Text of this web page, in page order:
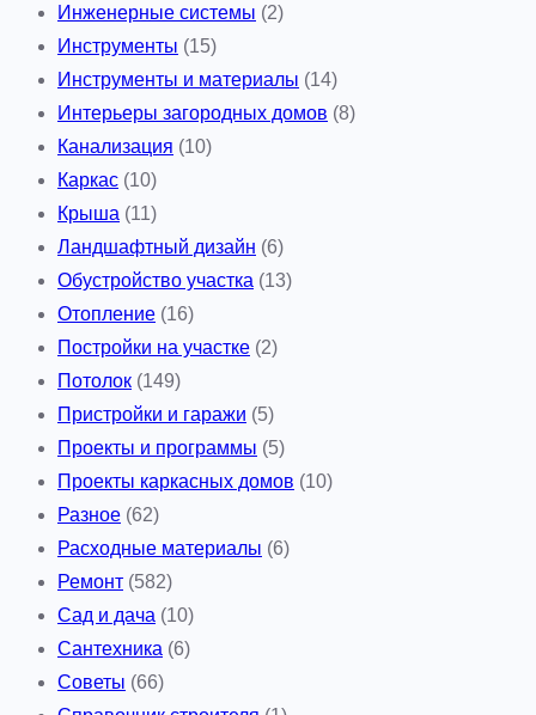
Инженерные системы (2)
Инструменты (15)
Инструменты и материалы (14)
Интерьеры загородных домов (8)
Канализация (10)
Каркас (10)
Крыша (11)
Ландшафтный дизайн (6)
Обустройство участка (13)
Отопление (16)
Постройки на участке (2)
Потолок (149)
Пристройки и гаражи (5)
Проекты и программы (5)
Проекты каркасных домов (10)
Разное (62)
Расходные материалы (6)
Ремонт (582)
Сад и дача (10)
Сантехника (6)
Советы (66)